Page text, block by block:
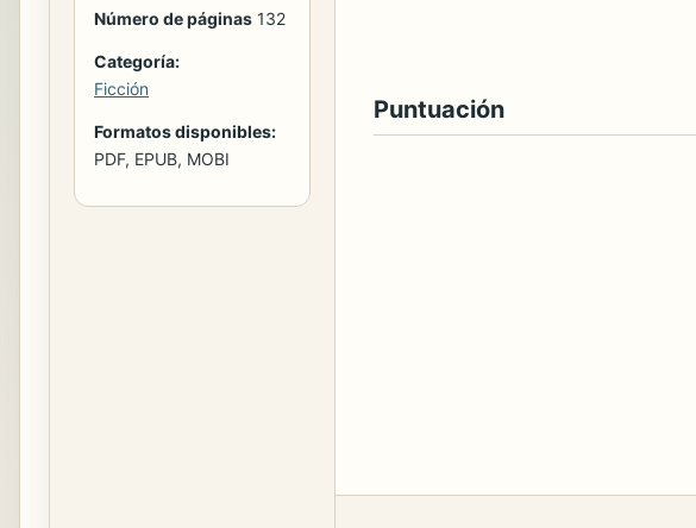
Número de páginas 132
Categoría:
Ficción
Formatos disponibles:
PDF, EPUB, MOBI
Puntuación